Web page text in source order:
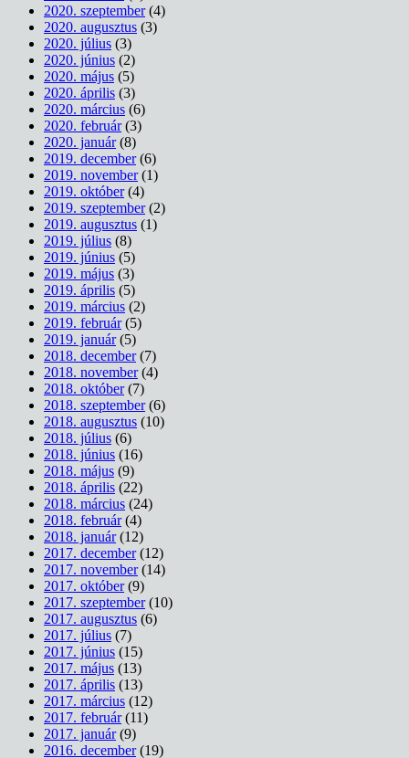
2020. szeptember(4)
2020. augusztus (3)
2020. július (3)
2020. június (2)
2020. május (5)
2020. április (3)
2020. március (6)
2020. február(3)
2020. január(8)
2019. december(6)
2019. november(1)
2019. október(4)
2019. szeptember(2)
2019. augusztus (1)
2019. július (8)
2019. június (5)
2019. május (3)
2019. április (5)
2019. március (2)
2019. február(5)
2019. január(5)
2018. december(7)
2018. november(4)
2018. október(7)
2018. szeptember(6)
2018. augusztus (10)
2018. július (6)
2018. június (16)
2018. május (9)
2018. április (22)
2018. március (24)
2018. február(4)
2018. január(12)
2017. december(12)
2017. november(14)
2017. október(9)
2017. szeptember(10)
2017. augusztus (6)
2017. július (7)
2017. június (15)
2017. május (13)
2017. április (13)
2017. március (12)
2017. február(11)
2017. január(9)
2016. december(19)